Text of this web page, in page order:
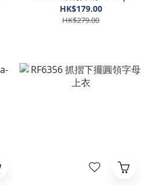
HK$179.00
HK$279.00